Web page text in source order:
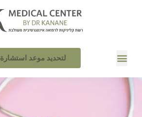
لتحديد موعد استشارة